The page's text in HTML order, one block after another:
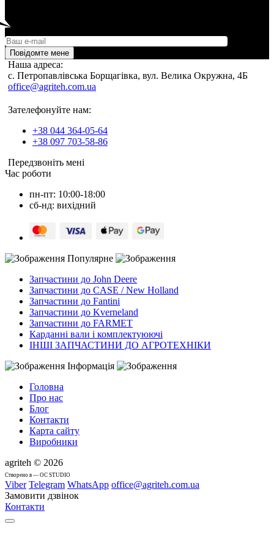
Повідомте мене
Наша адреса:
c. Петропавлівська Борщагівка, вул. Велика Окружна, 4Б
office@agriteh.com.ua
Зателефонуйте нам:
+38 044 364-05-64
+38 097 703-58-86
Передзвоніть мені
Час роботи
пн-пт: 10:00-18:00
сб-нд: вихідний
Популярне
Запчастини до John Deere
Запчастини до CASE / New Holland
Запчастини до Fantini
Запчастини до Kverneland
Запчастини до FARMET
Карданні вали і комплектуюючі
ІНШІ ЗАПЧАСТИНИ ДО АГРОТЕХНІКИ
Інформація
Головна
Про нас
Блог
Контакти
Карта сайту
Виробники
agriteh © 2026
Cтворено в — OC STUDIO
Viber Telegram WhatsApp office@agriteh.com.ua
Замовити дзвінок
Контакти